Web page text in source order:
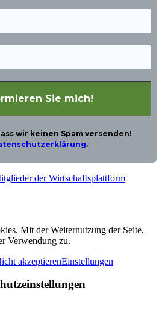
wir keinen Spam versenden!
.
der Wirtschaftsplattform
Mit der Weiternutzung der Seite,
Verwendung zu.
akzeptierenEinstellungen